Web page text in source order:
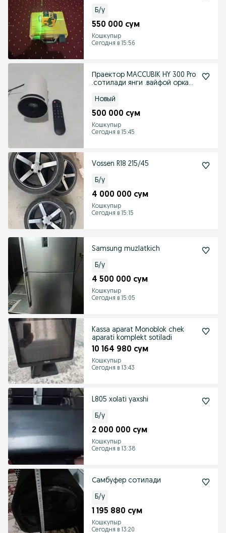
Б/у
550 000 сум
Кошкупыр
Сегодня в 15:56
Праектор MACCUBIK HY 300 Pro
.сотилади янги .вайфой оркали
Новый
500 000 сум
Кошкупыр
Сегодня в 15:45
Vossen R18 215/45
Б/у
4 000 000 сум
Кошкупыр
Сегодня в 15:15
Samsung muzlatkich
Б/у
4 500 000 сум
Кошкупыр
Сегодня в 15:05
Kassa aparat Monoblok chek
aparati komplekt sotiladi
10 164 980 сум
Кошкупыр
Сегодня в 13:43
L805 xolati yaxshi
Б/у
2 000 000 сум
Кошкупыр
Сегодня в 13:38
Самбуфер сотилади
Б/у
1 195 880 сум
Кошкупыр
Сегодня в 13:20